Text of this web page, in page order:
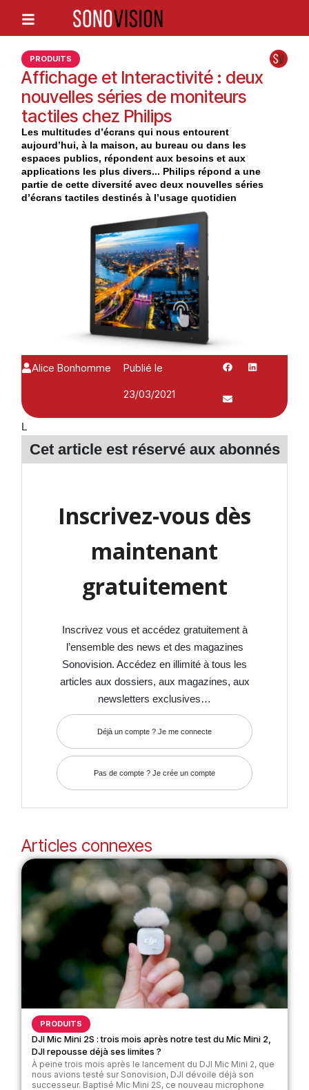
PRODUITS
Affichage et Interactivité : deux
nouvelles séries de moniteurs
tactiles chez Philips
Les multitudes d’écrans qui nous entourent
aujourd’hui, à la maison, au bureau ou dans les
espaces publics, répondent aux besoins et aux
applications les plus divers... Philips répond a une
partie de cette diversité avec deux nouvelles séries
d’écrans tactiles destinés à l’usage quotidien
Alice Bonhomme
Publié le
23/03/2021
L
Cet article est réservé aux abonnés
Inscrivez-vous dès
maintenant
gratuitement
Inscrivez vous et accédez gratuitement à
l’ensemble des news et des magazines
Sonovision. Accédez en illimité à tous les
articles aux dossiers, aux magazines, aux
newsletters exclusives…
Déjà un compte ? Je me connecte
Pas de compte ? Je crée un compte
Articles connexes
PRODUITS
DJI Mic Mini 2S : trois mois après notre test du Mic Mini 2,
DJI repousse déjà ses limites ?
À peine trois mois après le lancement du DJI Mic Mini 2, que
nous avions testé sur Sonovision, DJI dévoile déjà son
successeur. Baptisé Mic Mini 2S, ce nouveau microphone